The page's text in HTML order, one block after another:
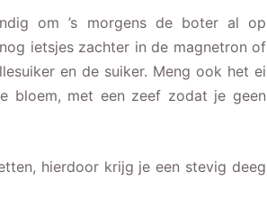
om ’s morgens de boter al op
ietsjes zachter in de magnetron of
en de suiker. Meng ook het ei
bloem, met een zeef zodat je geen
hierdoor krijg je een stevig deeg